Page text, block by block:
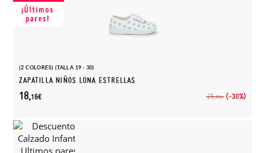
(2 COLORES) (TALLA 19 - 30)
ZAPATILLA NIÑOS LONA ESTRELLAS
25,95€ (-30%)
18,16€